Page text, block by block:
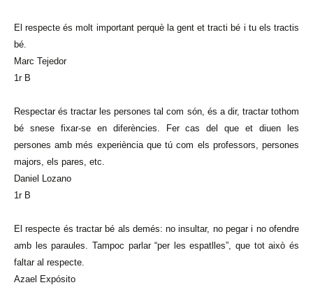
El respecte és molt important perquè la gent et tracti bé i tu els tractis
bé.
Marc Tejedor
1r B
Respectar és tractar les persones tal com són, és a dir, tractar tothom
bé snese fixar-se en diferències. Fer cas del que et diuen les
persones amb més experiència que tú com els professors, persones
majors, els pares, etc.
Daniel Lozano
1r B
El respecte és tractar bé als demés: no insultar, no pegar i no ofendre
amb les paraules. Tampoc parlar “per les espatlles”, que tot això és
faltar al respecte.
Azael Expósito